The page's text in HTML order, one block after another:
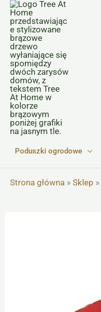
Przejdź
treści
Poduszki ogrodowe
Strona główna » Sklep »